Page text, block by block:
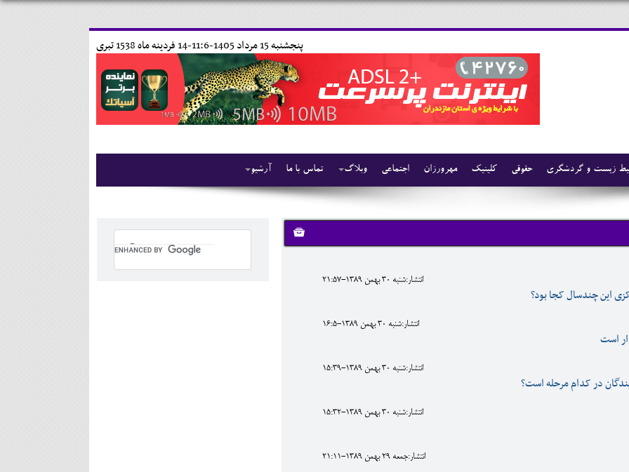
14 فردينه ماه 1538 تبری پنجشنبه 15 مرداد 1405-11:6-
آرشیو تماس با ما وبلاگ اجتماعی مهرورزان کلینیک حقوقی زیست و گردشگری
انتشار:شنبه 30 بهمن 1389-21:57
این چندسال کجا بود؟
انتشار:شنبه 30 بهمن 1389-16:5
است
انتشار:شنبه 30 بهمن 1389-15:39
در کدام مرحله است؟
انتشار:شنبه 30 بهمن 1389-15:32
انتشار:جمعه 29 بهمن 1389-21:11